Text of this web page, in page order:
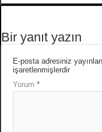
Bir yanıt yazın
E-posta adresiniz
işaretlenmişlerdir
Yorum*